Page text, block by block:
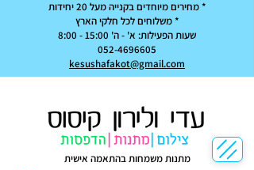
* מחירים מיוחדים בקנייה מעל 20 יחידות
* משלוחים לכל חלקי הארץ
שעות הפעילות: א' - ה' 15:00 - 8:00
052-4696605
kesushafakot@gmail.com
מתנות משמחות בהתאמה אישית